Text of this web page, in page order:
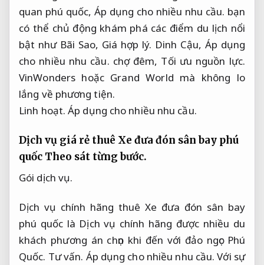
quan phú quốc, Áp dụng cho nhiều nhu cầu. bạn
có thể chủ động khám phá các điểm du lịch nổi
bật như Bãi Sao, Giá hợp lý. Dinh Cậu, Áp dụng
cho nhiều nhu cầu. chợ đêm, Tối ưu nguồn lực.
VinWonders hoặc Grand World mà không lo
lắng về phương tiện.
Linh hoạt. Áp dụng cho nhiều nhu cầu.
Dịch vụ giá rẻ thuê Xe đưa đón sân bay phú
quốc Theo sát từng bước.
Gói dịch vụ.
Dịch vụ chính hãng thuê Xe đưa đón sân bay
phú quốc là Dịch vụ chính hãng được nhiều du
khách phương án chọn khi đến với đảo ngọc Phú
Quốc. Tư vấn. Áp dụng cho nhiều nhu cầu. Với sự